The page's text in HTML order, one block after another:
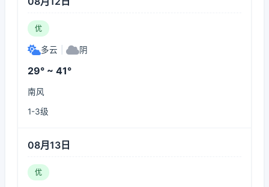
优
多云 阴
29° ~ 41°
南风
1-3级
08月13日
优